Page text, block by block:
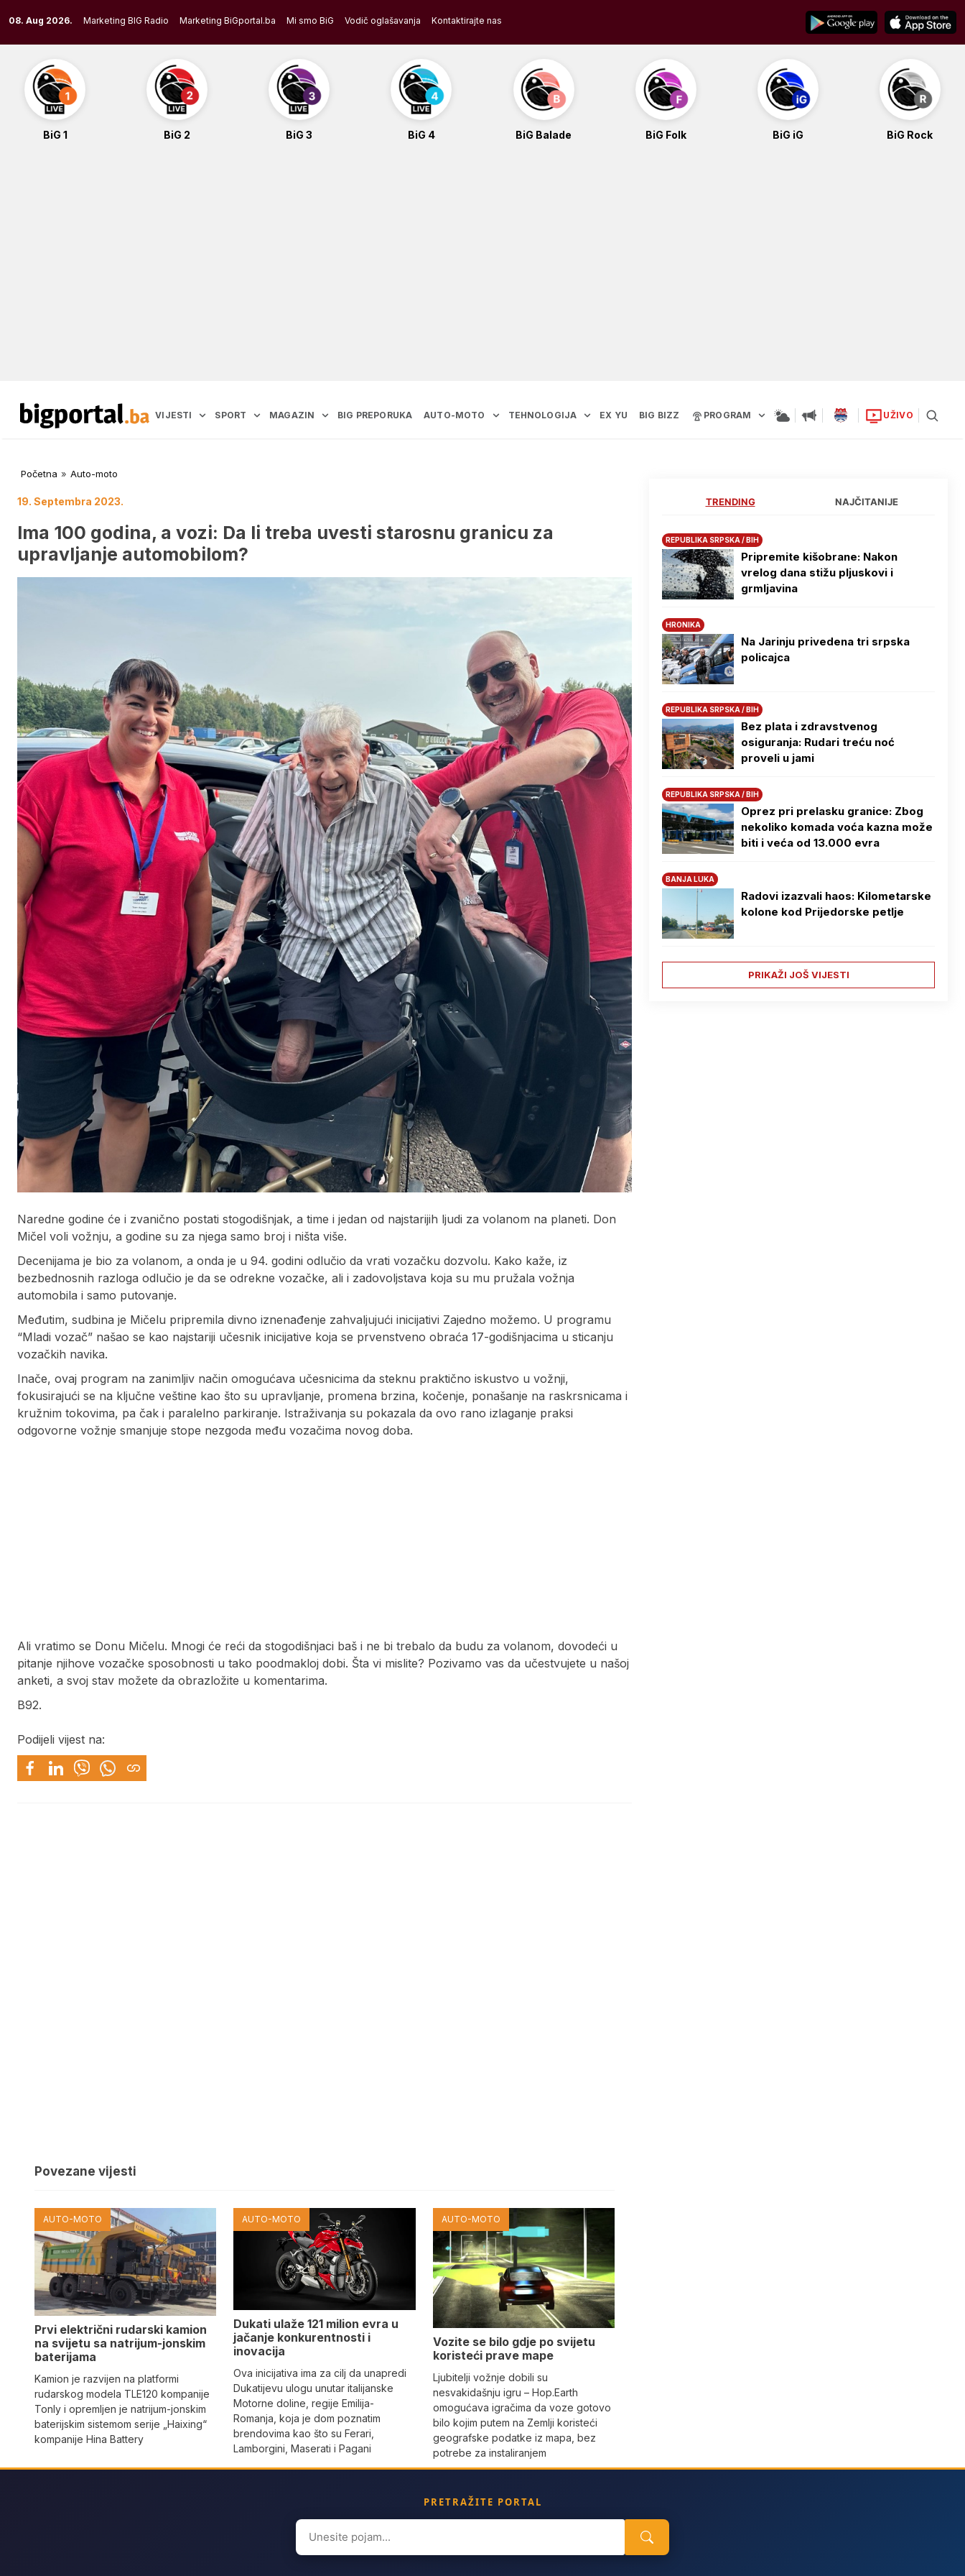
to
content
08. Aug 2026. Marketing BIG Radio Marketing BiGportal.ba Mi smo BiG Vodič oglašavanja Kontaktirajte nas
BiG 1 BiG 2 BiG 3 BiG 4 BiG Balade BiG Folk BiG iG BiG Rock
VIJESTI SPORT MAGAZIN BIG PREPORUKA AUTO-MOTO TEHNOLOGIJA EX YU BIG BIZZ PROGRAM UŽIVO
Početna » Auto-moto
19. Septembra 2023.
Ima 100 godina, a vozi: Da li treba uvesti starosnu granicu za
upravljanje automobilom?
Naredne godine će i zvanično postati stogodišnjak, a time i jedan od najstarijih ljudi za volanom na planeti. Don
Mičel voli vožnju, a godine su za njega samo broj i ništa više.
Decenijama je bio za volanom, a onda je u 94. godini odlučio da vrati vozačku dozvolu. Kako kaže, iz
bezbednosnih razloga odlučio je da se odrekne vozačke, ali i zadovoljstava koja su mu pružala vožnja
automobila i samo putovanje.
Međutim, sudbina je Mičelu pripremila divno iznenađenje zahvaljujući inicijativi Zajedno možemo. U programu
“Mladi vozač” našao se kao najstariji učesnik inicijative koja se prvenstveno obraća 17-godišnjacima u sticanju
vozačkih navika.
Inače, ovaj program na zanimljiv način omogućava učesnicima da steknu praktično iskustvo u vožnji,
fokusirajući se na ključne veštine kao što su upravljanje, promena brzina, kočenje, ponašanje na raskrsnicama i
kružnim tokovima, pa čak i paralelno parkiranje. Istraživanja su pokazala da ovo rano izlaganje praksi
odgovorne vožnje smanjuje stope nezgoda među vozačima novog doba.
Ali vratimo se Donu Mičelu. Mnogi će reći da stogodišnjaci baš i ne bi trebalo da budu za volanom, dovodeći u
pitanje njihove vozačke sposobnosti u tako poodmakloj dobi. Šta vi mislite? Pozivamo vas da učestvujete u našoj
anketi, a svoj stav možete da obrazložite u komentarima.
B92.
Podijeli vijest na:
Povezane vijesti
AUTO-MOTO
Prvi električni rudarski kamion
na svijetu sa natrijum-jonskim
baterijama
Kamion je razvijen na platformi
rudarskog modela TLE120 kompanije
Tonly i opremljen je natrijum-jonskim
baterijskim sistemom serije „Haixing“
kompanije Hina Battery
AUTO-MOTO
Dukati ulaže 121 milion evra u
jačanje konkurentnosti i
inovacija
Ova inicijativa ima za cilj da unapredi
Dukatijevu ulogu unutar italijanske
Motorne doline, regije Emilija-
Romanja, koja je dom poznatim
brendovima kao što su Ferari,
Lamborgini, Maserati i Pagani
AUTO-MOTO
Vozite se bilo gdje po svijetu
koristeći prave mape
Ljubitelji vožnje dobili su
nesvakidašnju igru – Hop.Earth
omogućava igračima da voze gotovo
bilo kojim putem na Zemlji koristeći
geografske podatke iz mapa, bez
potrebe za instaliranjem
TRENDING NAJČITANIJE
REPUBLIKA SRPSKA / BIH
Pripremite kišobrane: Nakon
vrelog dana stižu pljuskovi i
grmljavina
HRONIKA
Na Јarinju privedena tri srpska
policajca
REPUBLIKA SRPSKA / BIH
Bez plata i zdravstvenog
osiguranja: Rudari treću noć
proveli u jami
REPUBLIKA SRPSKA / BIH
Oprez pri prelasku granice: Zbog
nekoliko komada voća kazna može
biti i veća od 13.000 evra
BANJA LUKA
Radovi izazvali haos: Kilometarske
kolone kod Prijedorske petlje
PRIKAŽI JOŠ VIJESTI
PRETRAŽITE PORTAL
Search
for: